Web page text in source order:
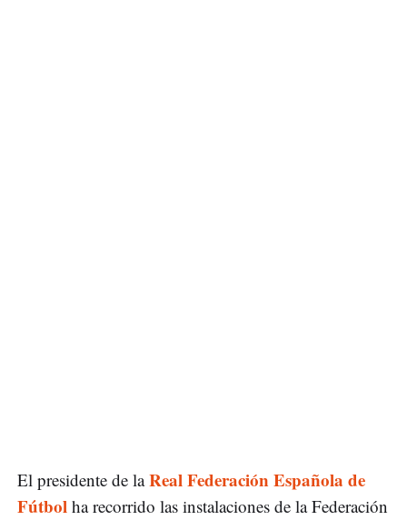
El presidente de laReal Federación Española de
Fútbol ha recorrido las instalaciones de la Federación